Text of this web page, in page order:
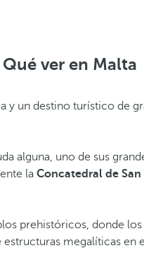
Qué ver en Malta
y un destino turístico de
alguna, uno de sus
la Concatedral de San
prehistóricos, donde los
megalíticas en